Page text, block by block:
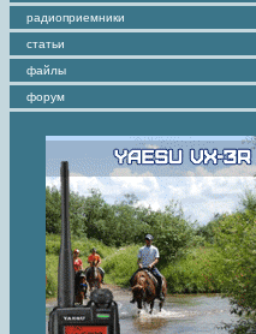
радиоприемники
статьи
файлы
форум